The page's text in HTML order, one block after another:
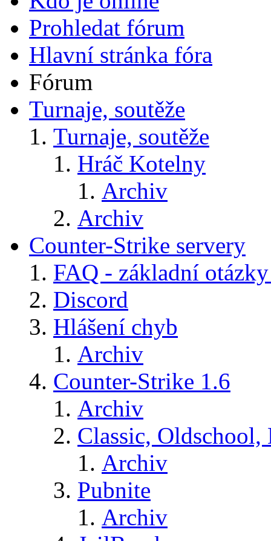
Prohledat fórum
Hlavní stránka fóra
Fórum
Turnaje, soutěže
Turnaje, soutěže
Hráč Kotelny
Archiv
Archiv
Counter-Strike servery
FAQ - základní
Discord
Hlášení chyb
Archiv
Counter-Strike 1.6
Archiv
Classic,
Archiv
Pubnite
Archiv